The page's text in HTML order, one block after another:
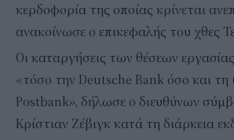
κερδοφορία της οποίας κρίνεται
ανακοίνωσε ο επικεφαλής του χθες
Οι καταργήσεις των θέσεων
«τόσο την Deutsche Bank όσο και τη
Postbank», δήλωσε ο διευθύνων
Κρίστιαν Ζέβιγκ κατά τη διάρκεια